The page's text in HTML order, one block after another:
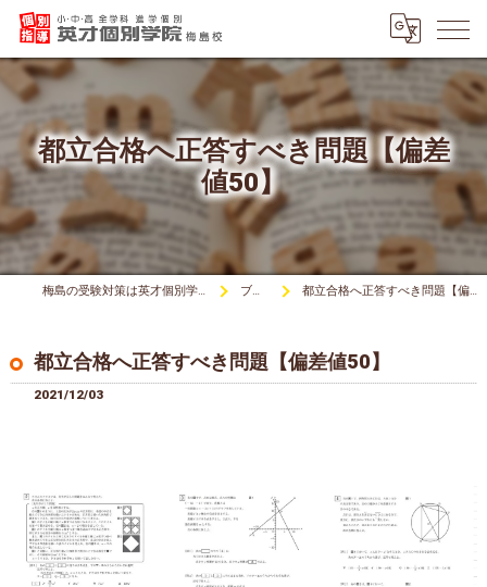
都立合格へ正答すべき問題【偏差
値50】
梅島の受験対策は英才個別学院梅島校 ブログ 都立合格へ正答すべき問題【偏差値50】
都立合格へ正答すべき問題【偏差値50】
2021/12/03